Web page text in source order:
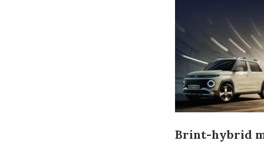
Brint-hybrid